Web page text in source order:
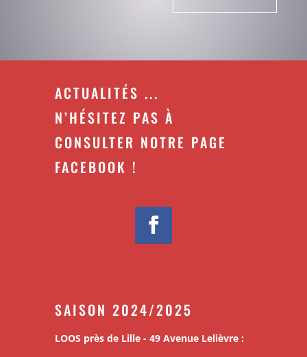
ACTUALITÉS ...
N’HÉSITEZ PAS À
CONSULTER NOTRE PAGE
FACEBOOK !
SAISON 2024/2025
LOOS près de Lille - 49 Avenue Lelièvre :